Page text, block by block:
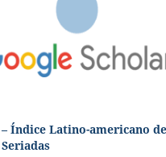
Índice Latino-americano